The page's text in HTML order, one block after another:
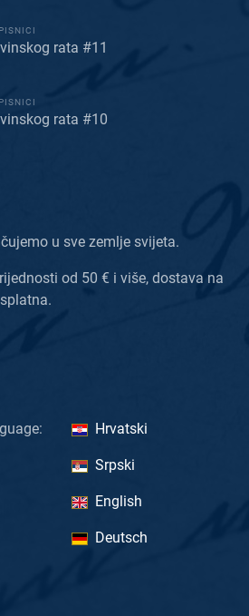
rata #11
rata #10
u sve zemlje svijeta.
od 50 € i više, dostava na
Hrvatski
Srpski
English
Deutsch